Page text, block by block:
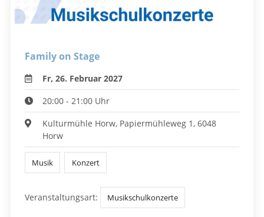
Family on Stage
Fr, 26. Februar 2027
20:00 - 21:00 Uhr
Kulturmühle Horw, Papiermühleweg 1, 6048
Horw
Musik Konzert
Veranstaltungsart: Musikschulkonzerte